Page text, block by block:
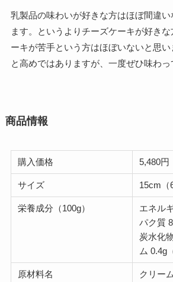
乳製品の味わいが好きな方はほぼ間違
ます。というよりチーズケーキが好き
ーキが苦手という方はほぼいないと思
と高めではありますが、一度ぜひ味わっ
商品情報
購入価格 5,480円
サイズ 15cm（
栄養成分（100g）
エネル
パク質
炭水化
ム 0.4g
原材料名
クリー